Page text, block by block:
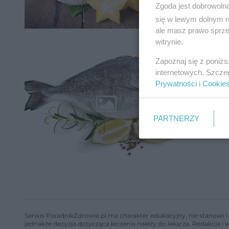
Serwis PoradnikZdrowie.pl ma charakter edukacyjny, nie stanowi
jednakże decyzja dotycząca leczenia należy do lekarza.
Zgoda jest
się w lewym dolnym
ale masz prawo
witrynie.
Zapoznaj się z
internetowych.
Prywatności i Cookies
PARTNERZY